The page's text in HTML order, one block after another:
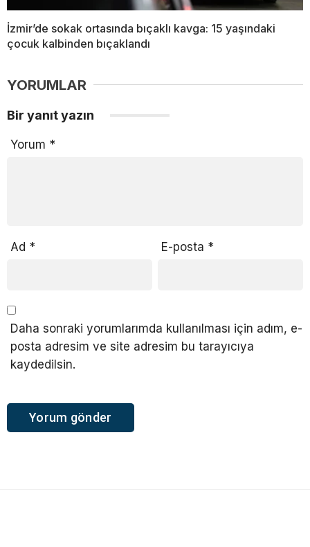
İzmir’de sokak ortasında bıçaklı kavga: 15 yaşındaki
çocuk kalbinden bıçaklandı
YORUMLAR
Bir yanıt yazın
Yorum *
Ad * E-posta *
Daha sonraki yorumlarımda kullanılması için adım, e-
posta adresim ve site adresim bu tarayıcıya
kaydedilsin.